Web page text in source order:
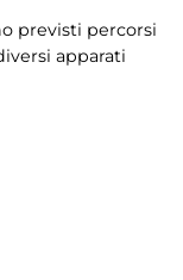
previsti percorsi
apparati